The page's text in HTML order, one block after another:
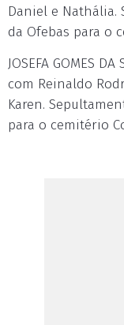
Daniel e Nathália.
da Ofebas para o
JOSEFA GOMES
com Reinaldo
Karen.
para o cemitério